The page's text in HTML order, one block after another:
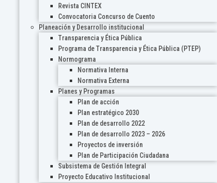
Revista CINTEX
Convocatoria Concurso de Cuento
Planeación y Desarrollo institucional
Transparencia y Ética Pública
Programa de Transparencia y Ética Pública (PTEP)
Normograma
Normativa Interna
Normativa Externa
Planes y Programas
Plan de acción
Plan estratégico 2030
Plan de desarrollo 2022
Plan de desarrollo 2023 – 2026
Proyectos de inversión
Plan de Participación Ciudadana
Subsistema de Gestión Integral
Proyecto Educativo Institucional